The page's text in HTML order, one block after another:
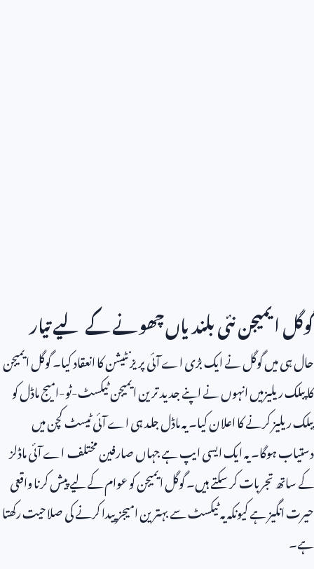
گوگل ایمیجن نئی بلندیاں چھونے کے لیے تیار
حال ہی میں گوگل نے ایک بڑی اے آئی پریزنٹیشن کا انعقاد کیا۔ گوگل ایمیجن
کا پبلک ریلیزمیں انہوں نے اپنے جدید ترین ایمیجن ٹیکسٹ-ٹو-امیج ماڈل کو
پبلک ریلیز کرنے کا اعلان کیا۔ یہ ماڈل جلد ہی اے آئی ٹیسٹ کچن میں
دستیاب ہوگا۔ یہ ایک ایسی ایپ ہے جہاں صارفین مختلف اے آئی ماڈلز
کے ساتھ تجربات کر سکتے ہیں۔ گوگل ایمیجن کو عوام کے لیے پیش کرنا واقعی
حیرت انگیز ہے کیونکہ یہ ٹیکسٹ سے بہترین امیجز پیدا کرنے کی صلاحیت رکھتا
ہے۔